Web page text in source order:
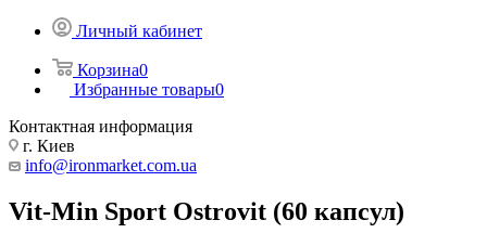
Личный кабинет
Корзина0
Избранные товары0
Контактная информация
г. Киев
info@ironmarket.com.ua
Vit-Min Sport Ostrovit (60 капсул)